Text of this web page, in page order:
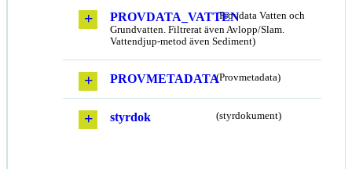
PROVDATA_VATTEN(Provdata Vatten och
Grundvatten. Filtrerat även Avlopp/Slam.
Vattendjup-metod även Sediment)
PROVMETADATA(Provmetadata)
styrdok (styrdokument)